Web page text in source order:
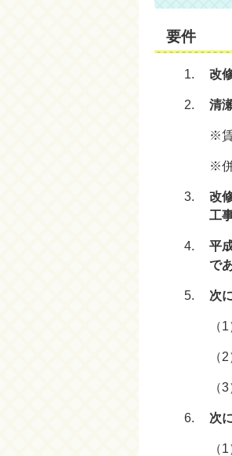
要件
改
清
※
※
改
工
平
で
次
（
（
（
次
（